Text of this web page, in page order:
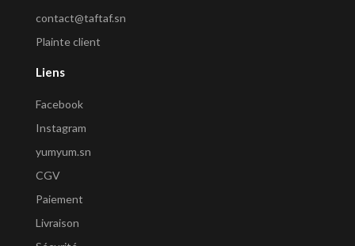
contact@taftaf.sn
Plainte client
Liens
Facebook
Instagram
yumyum.sn
CGV
Paiement
Livraison